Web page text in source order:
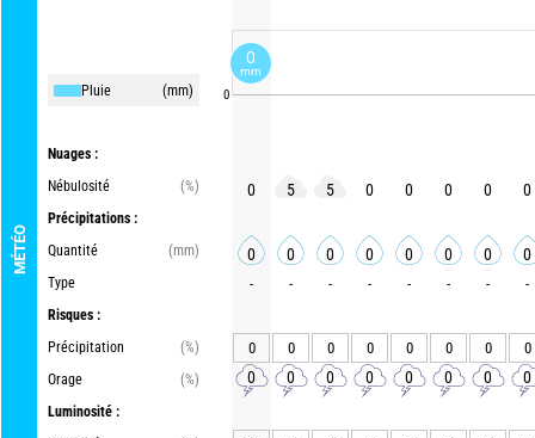
MÉTÉO
Pluie (mm)
Nuages :
Nébulosité
(%)
Précipitations :
Quantité
(mm)
Type
Risques :
Précipitation
(%)
Orage
(%)
Luminosité :
0
0 5 5 0 0 0 0 0
0 0 0 0 0 0 0 0
- - - - - - - -
0 0 0 0 0 0 0 0
0 0 0 0 0 0 0 0
0
mm